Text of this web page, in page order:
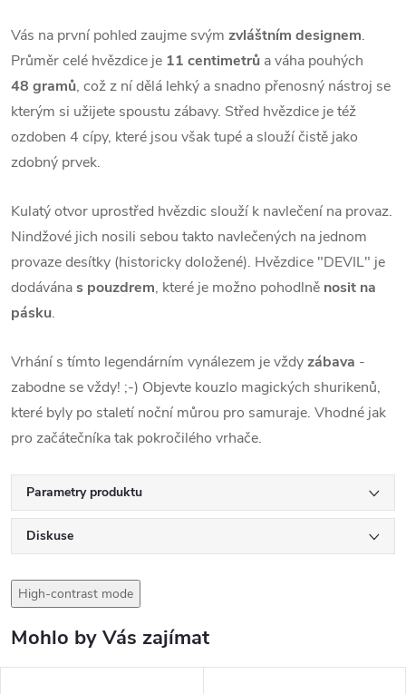
Vás na první pohled zaujme svým zvláštním designem.
Průměr celé hvězdice je 11 centimetrů a váha pouhých
48 gramů, což z ní dělá lehký a snadno přenosný nástroj se
kterým si užijete spoustu zábavy. Střed hvězdice je též
ozdoben 4 cípy, které jsou však tupé a slouží čistě jako
zdobný prvek.
Kulatý otvor uprostřed hvězdic slouží k navlečení na provaz.
Nindžové jich nosili sebou takto navlečených na jednom
provaze desítky (historicky doložené). Hvězdice "DEVIL" je
dodávánas pouzdrem, které je možno pohodlně nosit na
pásku.
Vrhání s tímto legendárním vynálezem je vždyzábava -
zabodne se vždy! ;-) Objevte kouzlo magických shurikenů,
které byly po staletí noční můrou pro samuraje. Vhodné jak
pro začátečníka tak pokročilého vrhače.
Parametry produktu
Diskuse
High-contrast mode
Mohlo by Vás zajímat